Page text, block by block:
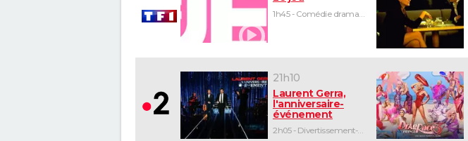
1h45 - Comédie dramatique
21h10
Laurent Gerra,
l'anniversaire-
événement
2h05 - Divertissement-humour